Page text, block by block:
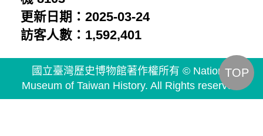
更新日期：2025-03-24
訪客人數：1,592,401
國立臺灣歷史博物館著作權所有 © National
Museum of Taiwan History. All Rights reserved.
TOP